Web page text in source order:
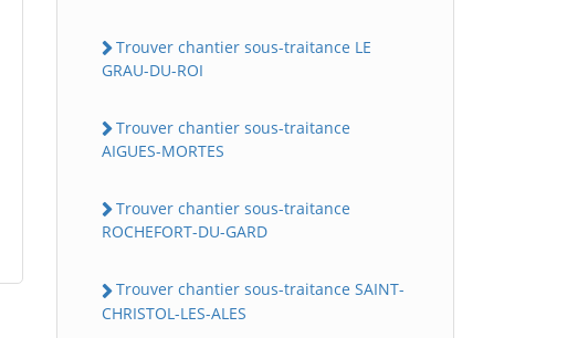
Trouver chantier sous-traitance LE
GRAU-DU-ROI
Trouver chantier sous-traitance
AIGUES-MORTES
Trouver chantier sous-traitance
ROCHEFORT-DU-GARD
Trouver chantier sous-traitance SAINT-
CHRISTOL-LES-ALES